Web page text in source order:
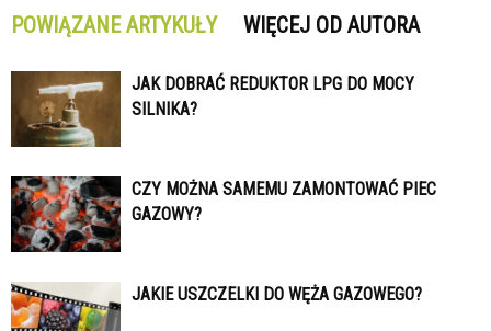
POWIĄZANE ARTYKUŁY WIĘCEJ OD AUTORA
JAK DOBRAĆ REDUKTOR LPG DO MOCY
SILNIKA?
CZY MOŻNA SAMEMU ZAMONTOWAĆ PIEC
GAZOWY?
JAKIE USZCZELKI DO WĘŻA GAZOWEGO?